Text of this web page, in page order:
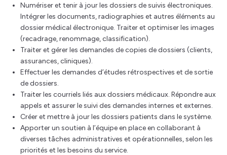
Numériser et tenir à jour les dossiers de suivis électroniques.
Intégrer les documents, radiographies et autres éléments au
dossier médical électronique. Traiter et optimiser les images
(recadrage, renommage, classification).
Traiter et gérer les demandes de copies de dossiers (clients,
assurances, cliniques).
Effectuer les demandes d’études rétrospectives et de sortie
de dossiers.
Traiter les courriels liés aux dossiers médicaux. Répondre aux
appels et assurer le suivi des demandes internes et externes.
Créer et mettre à jour les dossiers patients dans le système.
Apporter un soutien à l’équipe en place en collaborant à
diverses tâches administratives et opérationnelles, selon les
priorités et les besoins du service.